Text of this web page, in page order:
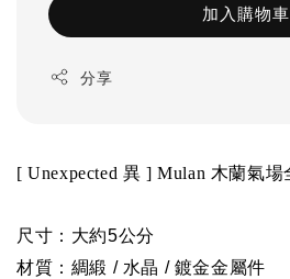
加入購物車
分享
[ Unexpected 異 ] Mulan 木蘭氣場
尺 寸：大約5公分
材質： 綢緞 / 水晶 / 鍍金金屬件